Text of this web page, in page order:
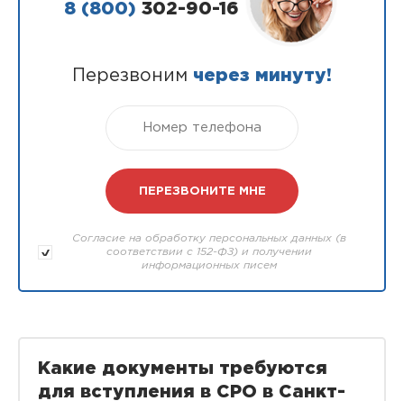
8 (800) 302-90-16
Перезвоним через минуту!
Согласие на обработку персональных данных (в
соответствии с 152-ФЗ) и получении
информационных писем
Какие документы требуются
для вступления в СРО в Санкт-